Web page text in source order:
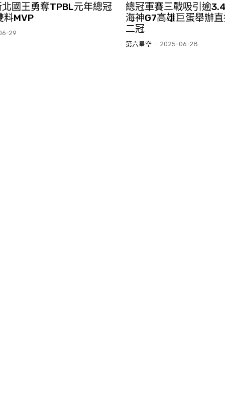
國王勇奪TPBL元年總冠
料MVP
29
總冠軍賽三戰吸引逾
海神G7高雄巨蛋舉辦
二冠
第六星空 - 2025-06-28